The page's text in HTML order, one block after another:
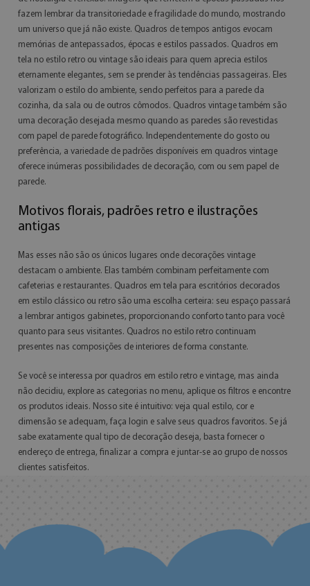
fazem lembrar da transitoriedade e fragilidade do mundo, mostrando
um universo que já não existe. Quadros de tempos antigos evocam
memórias de antepassados, épocas e estilos passados. Quadros em
tela no estilo retro ou vintage são ideais para quem aprecia estilos
eternamente elegantes, sem se prender às tendências passageiras. Eles
valorizam o estilo do ambiente, sendo perfeitos para a parede da
cozinha, da sala ou de outros cômodos. Quadros vintage também são
uma decoração desejada mesmo quando as paredes são revestidas
com papel de parede fotográfico. Independentemente do gosto ou
preferência, a variedade de padrões disponíveis em quadros vintage
oferece inúmeras possibilidades de decoração, com ou sem papel de
parede.
Motivos florais, padrões retro e ilustrações
antigas
Mas esses não são os únicos lugares onde decorações vintage
destacam o ambiente. Elas também combinam perfeitamente com
cafeterias e restaurantes. Quadros em tela para escritórios decorados
em estilo clássico ou retro são uma escolha certeira: seu espaço passará
a lembrar antigos gabinetes, proporcionando conforto tanto para você
quanto para seus visitantes. Quadros no estilo retro continuam
presentes nas composições de interiores de forma constante.
Se você se interessa por quadros em estilo retro e vintage, mas ainda
não decidiu, explore as categorias no menu, aplique os filtros e encontre
os produtos ideais. Nosso site é intuitivo: veja qual estilo, cor e
dimensão se adequam, faça login e salve seus quadros favoritos. Se já
sabe exatamente qual tipo de decoração deseja, basta fornecer o
endereço de entrega, finalizar a compra e juntar-se ao grupo de nossos
clientes satisfeitos.